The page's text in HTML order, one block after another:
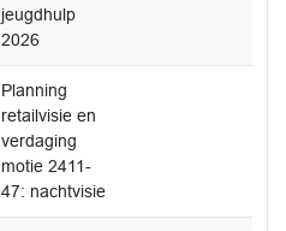
jeugdhulp
2026
Planning
retailvisie en
verdaging
motie 2411-
47: nachtvisie